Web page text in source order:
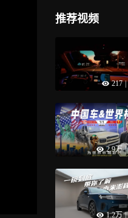
推荐视频
217 |
2.9万 |
1.2万 |